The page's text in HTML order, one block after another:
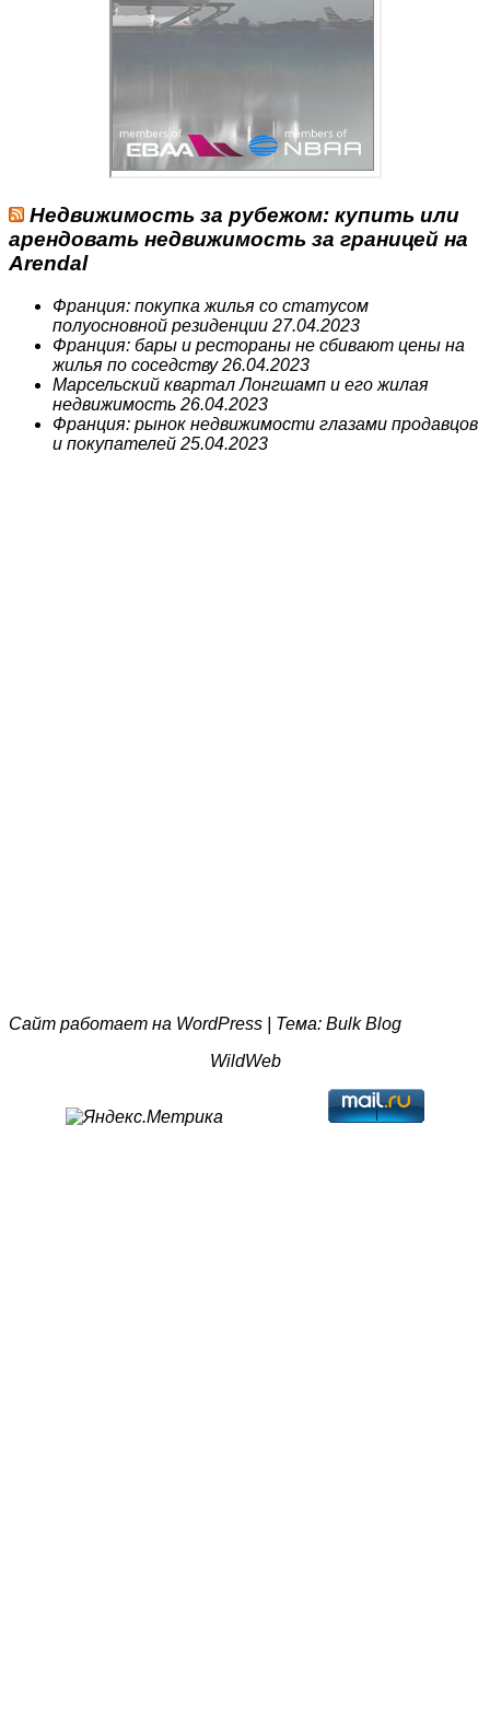
Недвижимость за рубежом: купить или
арендовать недвижимость за границей на
Arendal
Франция: покупка жилья со статусом
полуосновной резиденции 27.04.2023
Франция: бары и рестораны не сбивают цены на
жилья по соседству 26.04.2023
Марсельский квартал Лонгшамп и его жилая
недвижимость 26.04.2023
Франция: рынок недвижимости глазами продавцов
и покупателей 25.04.2023
Сайт работает на WordPress Тема: Bulk Blog
WildWeb